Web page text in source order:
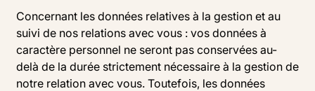
Concernant les données relatives à la gestion et au
suivi de nos relations avec vous : vos données à
caractère personnel ne seront pas conservées au-
delà de la durée strictement nécessaire à la gestion de
notre relation avec vous. Toutefois, les données